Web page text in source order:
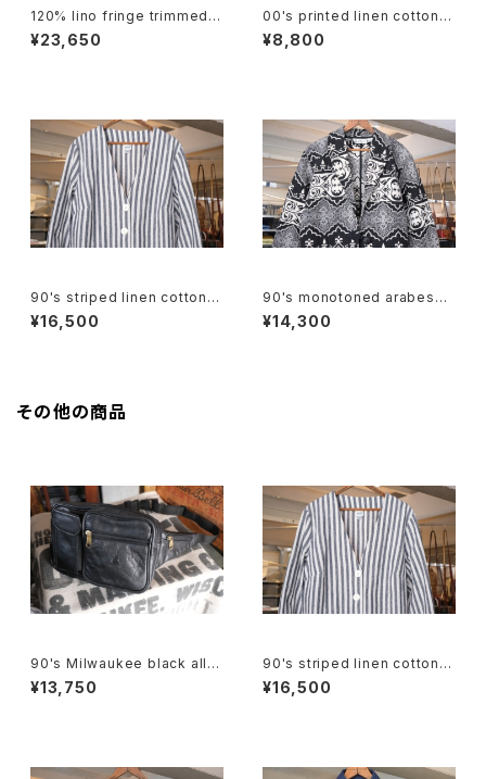
120% lino fringe trimmed c
ollarless Jacket
¥23,650
00's printed linen cotton s
hort Vest
¥8,800
90's striped linen cotton V
-neck Jacket
¥16,500
90's monotoned arabesqu
e gobelin short Jacket
¥14,300
その他の商品
90's Milwaukee black all-l
eather fanny Pack
¥13,750
90's striped linen cotton V
-neck Jacket
¥16,500